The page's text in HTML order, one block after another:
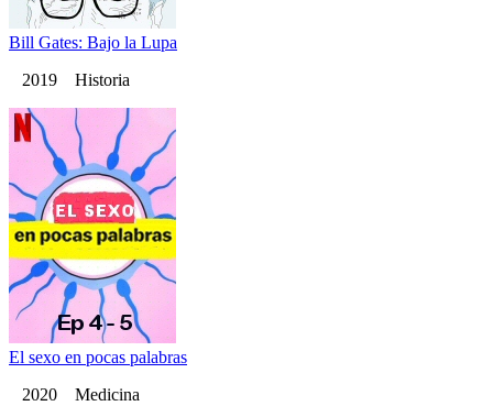
Bill Gates: Bajo la Lupa
2019 Historia
El sexo en pocas palabras
2020 Medicina